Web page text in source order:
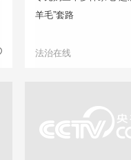
羊毛”套路
法治在线